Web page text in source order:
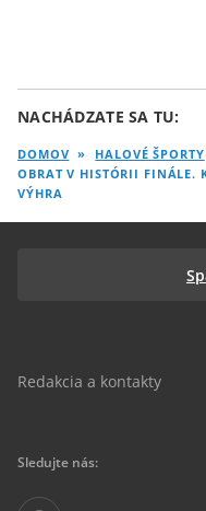
NACHÁDZATE SA TU:
DOMOV » HALOVÉ ŠPORTY
OBRAT V HISTÓRII FINÁLE.
VÝHRA
Redakcia a kontakty
Sledujte nás: